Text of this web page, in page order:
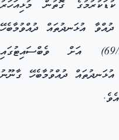
ގޮތުން މުޅިއަހަރު
އުޅަނދުތައް ދުއްވުމާބެހޭ
ގާނޫނު (ގާނޫނު ނަންބަރ 69/78) އަށް ވެބްސައިޓުގައި
ދުއްވުމާބެހޭ ގާނޫނު